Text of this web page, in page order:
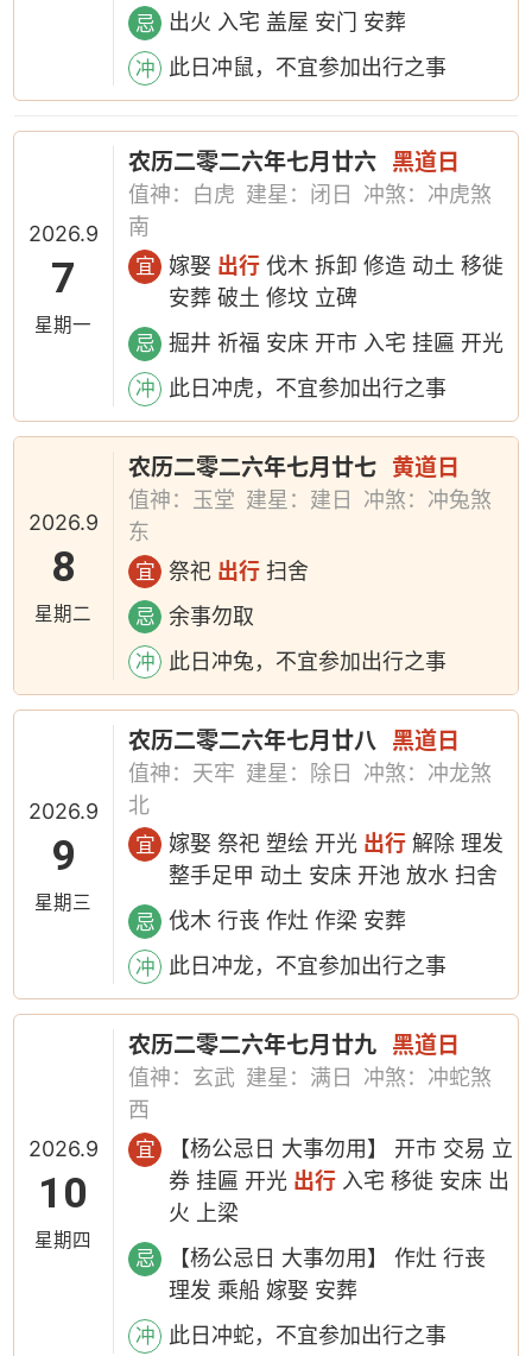
忌 出火 入宅 盖屋 安门 安葬
冲 此日冲鼠，不宜参加出行之事
2026.9
7
星期一
农历二零二六年七月廿六 黑道日
值神：白虎 建星：闭日
冲煞：冲虎煞
南
宜 嫁娶 出行 伐木 拆卸 修造 动土 移徙
安葬 破土 修坟 立碑
忌 掘井 祈福 安床 开市 入宅 挂匾 开光
冲 此日冲虎，不宜参加出行之事
2026.9
8
星期二
农历二零二六年七月廿七 黄道日
值神：玉堂 建星：建日
冲煞：冲兔煞
东
宜 祭祀 出行 扫舍
忌 余事勿取
冲 此日冲兔，不宜参加出行之事
2026.9
9
星期三
农历二零二六年七月廿八 黑道日
值神：天牢 建星：除日
冲煞：冲龙煞
北
宜 嫁娶 祭祀 塑绘 开光 出行 解除 理发
整手足甲 动土 安床 开池 放水 扫舍
忌 伐木 行丧 作灶 作梁 安葬
冲 此日冲龙，不宜参加出行之事
2026.9
10
星期四
农历二零二六年七月廿九 黑道日
值神：玄武 建星：满日
冲煞：冲蛇煞
西
宜
【杨公忌日 大事勿用】 开市 交易 立
券 挂匾 开光 出行 入宅 移徙 安床 出
火 上梁
忌
【杨公忌日 大事勿用】 作灶 行丧
理发 乘船 嫁娶 安葬
冲 此日冲蛇，不宜参加出行之事